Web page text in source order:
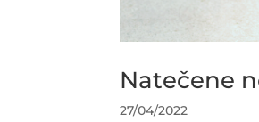
Natečene
27/04/2022